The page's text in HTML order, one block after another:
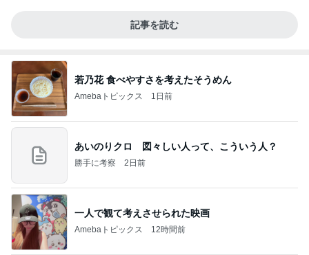
記事を読む
若乃花 食べやすさを考えたそうめん
Amebaトピックス 1日前
あいのりクロ 図々しい人って、こういう人？
勝手に考察 2日前
一人で観て考えさせられた映画
Amebaトピックス 12時間前